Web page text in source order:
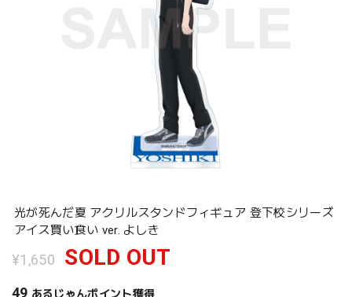
光が死んだ夏 アクリルスタンドフィギュア 登下校シリーズ
アイス買い食い ver. よしき
¥1,650 SOLD OUT
49 あるじゃんポイント獲得